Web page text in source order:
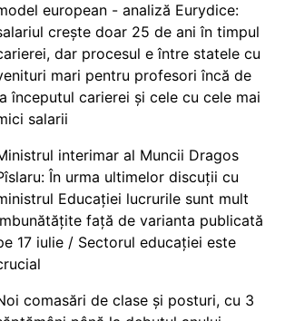
european - analiză Eurydice:
crește doar 25 de ani în timpul
dar procesul e între statele cu
mari pentru profesori încă de
începutul carierei și cele cu cele mai
salarii
interimar al Muncii Dragos
În urma ultimelor discuții cu
Educației lucrurile sunt mult
față de varianta publicată
17 iulie / Sectorul educației este
comasări de clase și posturi, cu 3